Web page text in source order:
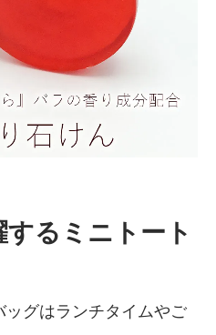
るミニトート
グはランチタイムやご